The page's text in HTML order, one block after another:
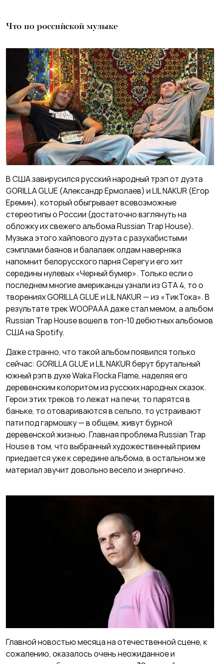
Что по российской музыке
В США завирусился русский народный трэп от дуэта
GORILLA GLUE (Александр Ермолаев) и LIL NAKUR (Егор
Еремин), который обыгрывает всевозможные
стереотипы о России (достаточно взглянуть на
обложку их свежего альбома Russian Trap House).
Музыка этого хайпового дуэта с разухабистыми
сэмплами баянов и балалаек олдам наверняка
напомнит белорусского парня Серегу и его хит
середины нулевых «Черный бумер». Только если о
последнем многие американцы узнали из GTA 4, то о
творениях GORILLA GLUE и LIL NAKUR — из «ТикТока». В
результате трек WOOPAAA даже стал мемом, а альбом
Russian Trap House вошел в топ-10 дебютных альбомов
США на Spotify.
Даже странно, что такой альбом появился только
сейчас: GORILLA GLUE и LIL NAKUR берут брутальный
южный рэп в духе Waka Flocka Flame, наделяя его
деревенским колоритом из русских народных сказок.
Герои этих треков то лежат на печи, то парятся в
баньке, то отовариваются в сельпо, то устраивают
пати под гармошку — в общем, живут бурной
деревенской жизнью. Главная проблема Russian Trap
House в том, что выбранный художественный прием
приедается уже к середине альбома, в остальном же
материал звучит довольно весело и энергично.
Главной новостью месяца на отечественной сцене, к
сожалению, оказалось очень неожиданное и